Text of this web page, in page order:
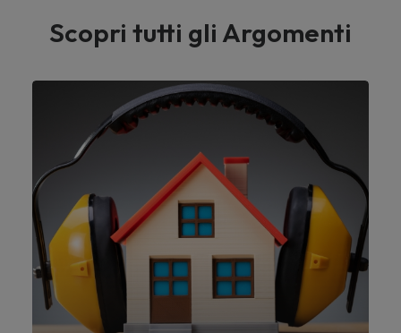
Scopri tutti gli Argomenti